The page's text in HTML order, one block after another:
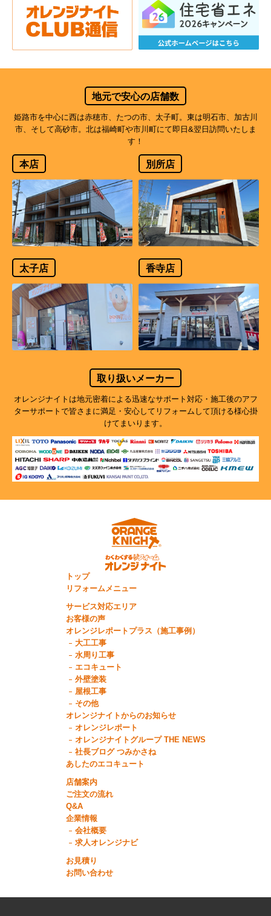
地元で安心の店舗数
姫路市を中心に西は赤穂市、たつの市、太子町。東は明石市、加古川
市、そして高砂市。北は福崎町や市川町にて即日&翌日訪問いたしま
す！
本店 別所店
太子店 香寺店
取り扱いメーカー
オレンジナイトは地元密着による迅速なサポート対応・施工後のアフ
ターサポートで皆さまに満足・安心してリフォームして頂ける様心掛
けてまいります。
トップ
リフォームメニュー
サービス対応エリア
お客様の声
オレンジレポートプラス（施工事例）
大工工事
水周り工事
エコキュート
外壁塗装
屋根工事
その他
オレンジナイトからのお知らせ
オレンジレポート
オレンジナイトグループ THE NEWS
社長ブログ つみかさね
あしたのエコキュート
店舗案内
ご注文の流れ
Q&A
企業情報
会社概要
求人オレンジナビ
お見積り
お問い合わせ